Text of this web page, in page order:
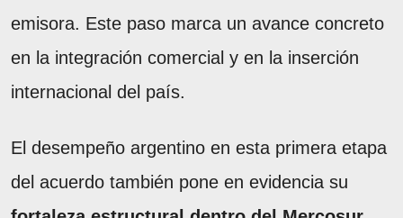
emisora. Este paso marca un avance concreto
en la integración comercial y en la inserción
internacional del país.
El desempeño argentino en esta primera etapa
del acuerdo también pone en evidencia su